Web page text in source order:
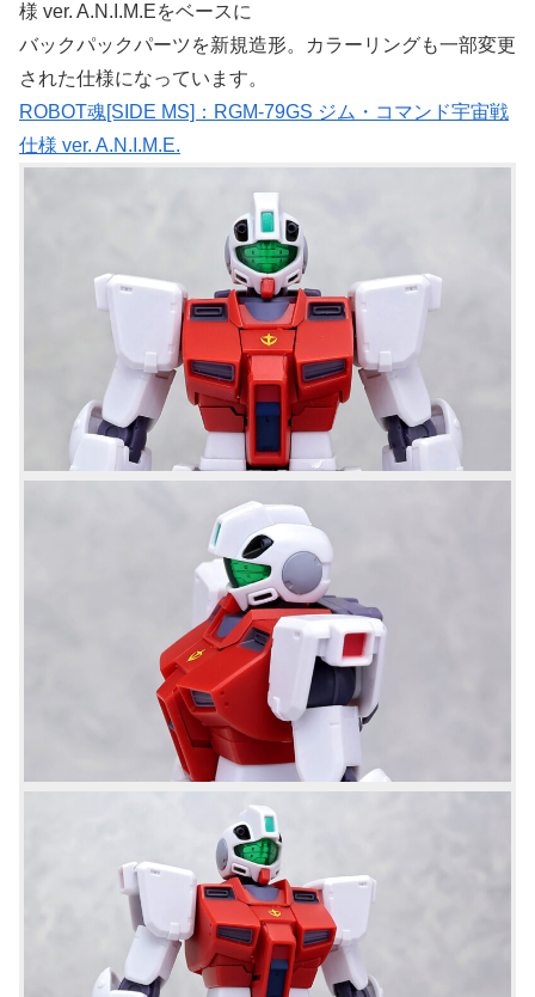
様 ver. A.N.I.M.Eをベースに
バックパックパーツを新規造形。カラーリングも一部変更
された仕様になっています。
ROBOT魂[SIDE MS]：RGM-79GS ジム・コマンド宇宙戦
仕様 ver. A.N.I.M.E.